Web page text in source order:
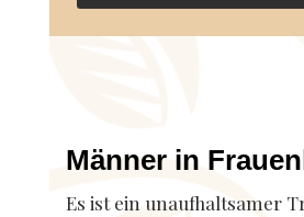
Männer in
Es ist ein unaufhaltsamer